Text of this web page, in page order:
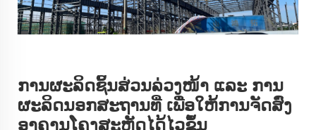
ການຜະລິດຊິ້ນສ່ວນລ່ວງໜ້າ ແລະ ການ
ຜະລິດນອກສະຖານທີ່ ເພື່ອໃຫ້ການຈັດສົ່ງ
ອາຄານໂຄງສະຫຼັດໄດ້ໄວຂຶ້ນ